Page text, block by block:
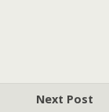
Next Post